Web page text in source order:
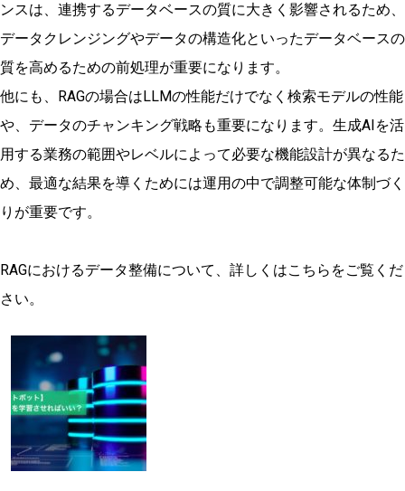
ンスは、連携するデータベースの質に大きく影響されるため、
データクレンジングやデータの構造化といったデータベースの
質を高めるための前処理が重要になります。
他にも、RAGの場合はLLMの性能だけでなく検索モデルの性能
や、データのチャンキング戦略も重要になります。生成AIを活
用する業務の範囲やレベルによって必要な機能設計が異なるた
め、最適な結果を導くためには運用の中で調整可能な体制づく
りが重要です。
RAGにおけるデータ整備について、詳しくはこちらをご覧くだ
さい。